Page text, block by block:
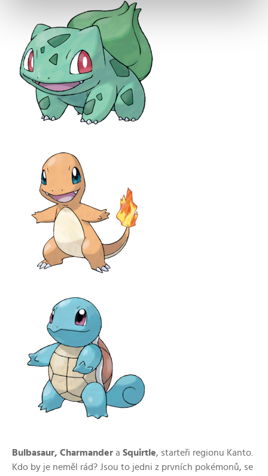
Bulbasaur, Charmander a Squirtle, starteři regionu Kanto.
Kdo by je neměl rád? Jsou to jedni z prvních pokémonů, se